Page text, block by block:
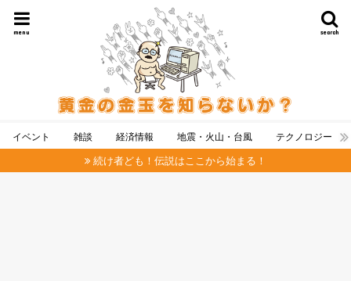
search
menu
イベント 雑談 経済情報 地震・火山・台風 テクノロジー
続け者ども！伝説はここから始まる！